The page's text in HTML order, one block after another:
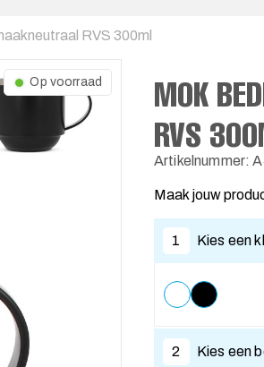
RVS 300ml
Op voorraad
MOK
RVS
Artikelnummer:
Maak jouw
1 Kies een
2 Kies een